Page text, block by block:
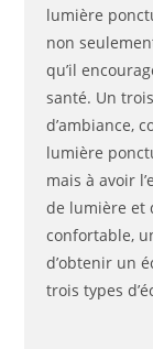
lumière
non
qu’il
santé. Un
d’ambiance,
lumière
mais à avoir
de lumière et
confortable,
d’obtenir un
trois types